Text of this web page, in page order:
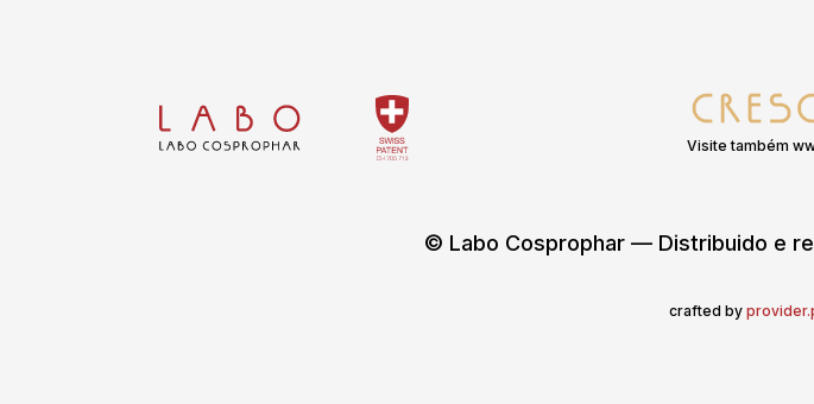
Visite também
© Labo Cosprophar — Distribuido e
crafted by